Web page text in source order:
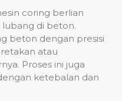
coring berlian
di beton.
beton dengan presisi
atau
Proses ini juga
ketebalan dan